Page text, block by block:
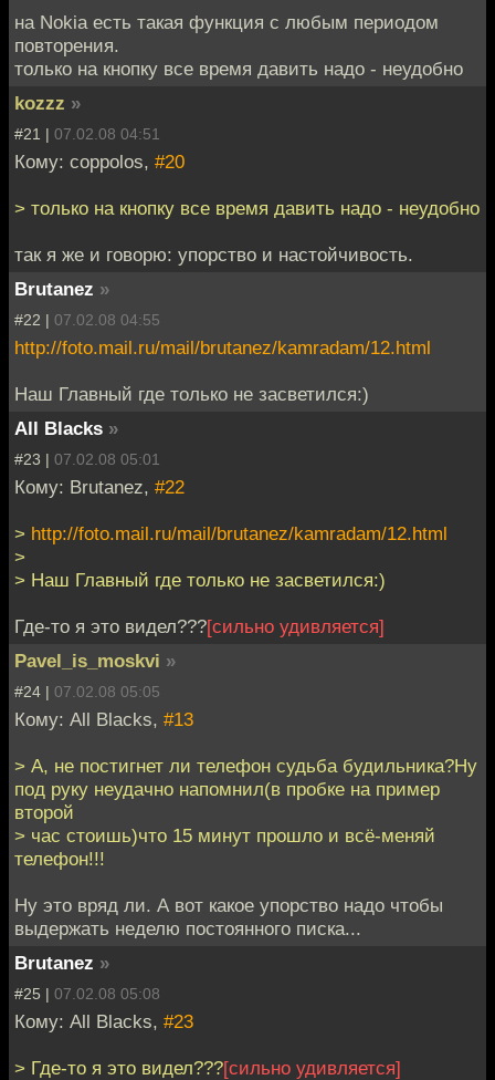
на Nokia есть такая функция с любым периодом
повторения.
только на кнопку все время давить надо - неудобно
kozzz »
#21 | 07.02.08 04:51
Кому: coppolos, #20
> только на кнопку все время давить надо - неудобно
так я же и говорю: упорство и настойчивость.
Brutanez »
#22 | 07.02.08 04:55
http://foto.mail.ru/mail/brutanez/kamradam/12.html
Наш Главный где только не засветился:)
All Blacks »
#23 | 07.02.08 05:01
Кому: Brutanez, #22
> http://foto.mail.ru/mail/brutanez/kamradam/12.html
>
> Наш Главный где только не засветился:)
Где-то я это видел???[сильно удивляется]
Pavel_is_moskvi »
#24 | 07.02.08 05:05
Кому: All Blacks, #13
> А, не постигнет ли телефон судьба будильника?Ну
под руку неудачно напомнил(в пробке на пример
второй
> час стоишь)что 15 минут прошло и всё-меняй
телефон!!!
Ну это вряд ли. А вот какое упорство надо чтобы
выдержать неделю постоянного писка...
Brutanez »
#25 | 07.02.08 05:08
Кому: All Blacks, #23
> Где-то я это видел???[сильно удивляется]